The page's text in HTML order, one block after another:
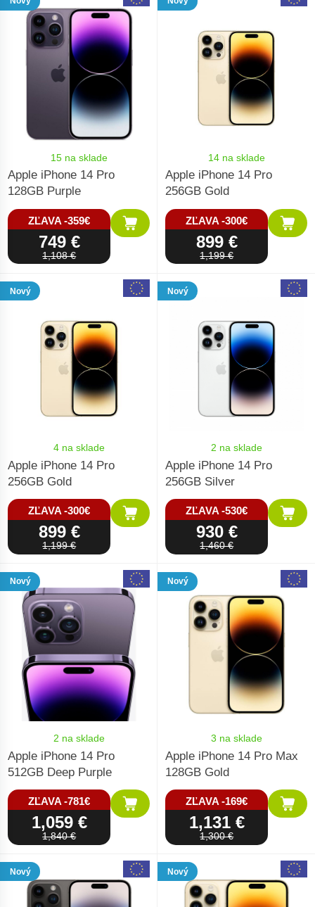
15 na sklade
Apple iPhone 14 Pro
128GB Purple
ZĽAVA -359€
749 €
1,108 €
14 na sklade
Apple iPhone 14 Pro
256GB Gold
ZĽAVA -300€
899 €
1,199 €
Nový
4 na sklade
Apple iPhone 14 Pro
256GB Gold
ZĽAVA -300€
899 €
1,199 €
Nový
2 na sklade
Apple iPhone 14 Pro
256GB Silver
ZĽAVA -530€
930 €
1,460 €
Nový
2 na sklade
Apple iPhone 14 Pro
512GB Deep Purple
ZĽAVA -781€
1,059 €
1,840 €
Nový
3 na sklade
Apple iPhone 14 Pro Max
128GB Gold
ZĽAVA -169€
1,131 €
1,300 €
Nový Nový